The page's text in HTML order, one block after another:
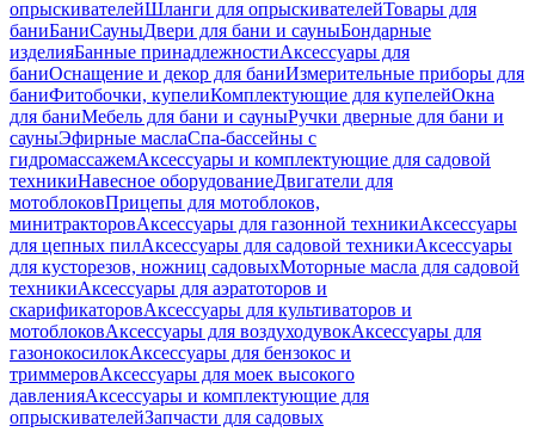
опрыскивателейШланги для опрыскивателейТовары для
баниБаниСауныДвери для бани и сауныБондарные
изделияБанные принадлежностиАксессуары для
баниОснащение и декор для баниИзмерительные приборы для
баниФитобочки, купелиКомплектующие для купелейОкна
для баниМебель для бани и сауныРучки дверные для бани и
сауныЭфирные маслаСпа-бассейны с
гидромассажемАксессуары и комплектующие для садовой
техникиНавесное оборудованиеДвигатели для
мотоблоковПрицепы для мотоблоков,
минитракторовАксессуары для газонной техникиАксессуары
для цепных пилАксессуары для садовой техникиАксессуары
для кусторезов, ножниц садовыхМоторные масла для садовой
техникиАксессуары для аэратоторов и
скарификаторовАксессуары для культиваторов и
мотоблоковАксессуары для воздуходувокАксессуары для
газонокосилокАксессуары для бензокос и
триммеровАксессуары для моек высокого
давленияАксессуары и комплектующие для
опрыскивателейЗапчасти для садовых